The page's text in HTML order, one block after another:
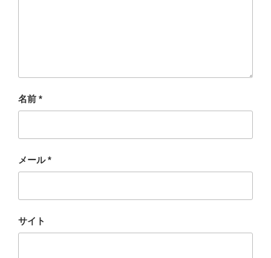
名前 *
メール*
サイト